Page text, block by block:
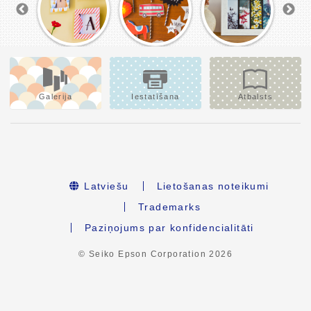
Galerija Iestatīšana Atbalsts
Latviešu
Lietošanas noteikumi
Trademarks
Paziņojums par konfidencialitāti
© Seiko Epson Corporation2026